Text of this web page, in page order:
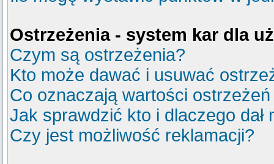
Ostrzeżenia - system kar dla
Czym są ostrzeżenia?
Kto może dawać i usuwać
Co oznaczają wartości
Jak sprawdzić kto i dlaczego dał
Czy jest możliwość reklamacji?